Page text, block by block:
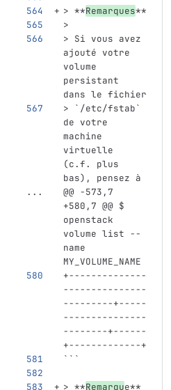
> **Remarques**
>
> Si vous avez
ajouté votre
volume
persistant
dans le fichier
> `/etc/fstab`
de votre
machine
virtuelle
(c.f. plus
bas), pensez à
...
@@ -573,7
+580,7 @@ $
openstack
volume list --
name
MY_VOLUME_NAME
+--------------
---------------
---------+-----
---------------
--------+------
+-------------+
```
> **Remarque**